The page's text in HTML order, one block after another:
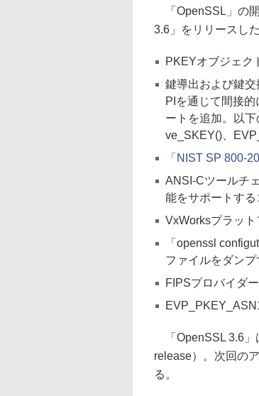
「OpenSSL」の
3.6」をリリースし
PKEYオブジェク
鍵導出および鍵
PIを通じて間接
ートを追加。以
ve_SKEY()、
「NIST SP 800-
ANSI-Cツールチ
能をサポートす
VxWorksプラッ
「openssl
ファイルをダンプ
FIPSプロバイダ
「OpenSSL 3.6」
release）。次回の
る。